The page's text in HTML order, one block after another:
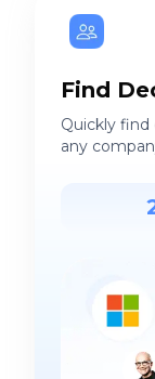
Find
Quickly
any